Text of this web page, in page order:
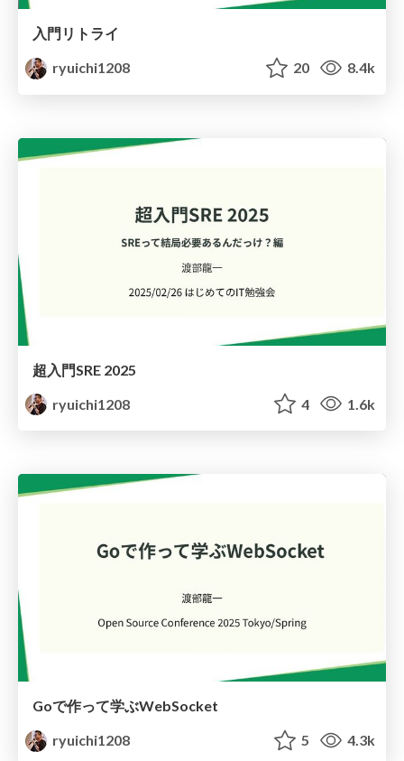
入門リトライ
ryuichi1208
20 8.4k
超入門SRE 2025
ryuichi1208
4 1.6k
Goで作って学ぶWebSocket
ryuichi1208
5 4.3k